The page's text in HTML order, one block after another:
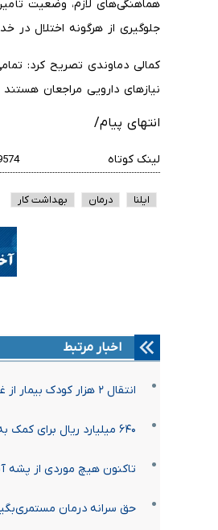
هماهنگی‌های لازم، وضعیت
جلوگیری از هرگونه اختلال در
کمالی دماوندی تصریح کرد:
نیازهای دارویی مراجعان
انتهای پیام/
لینک کوتاه
ایلنا درمان بهداشت کار
اخبار مرتبط
انتقال ۲ هزار کودک بیمار از غزه به اردن برای مداوا
۶۴۰ میلیارد ریال برای کمک به بیمارستان های استان جذب کردیم
تاکنون هیچ موردی از
حق سرانه درمان